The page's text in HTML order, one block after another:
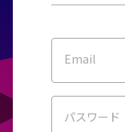
Email
パスワード